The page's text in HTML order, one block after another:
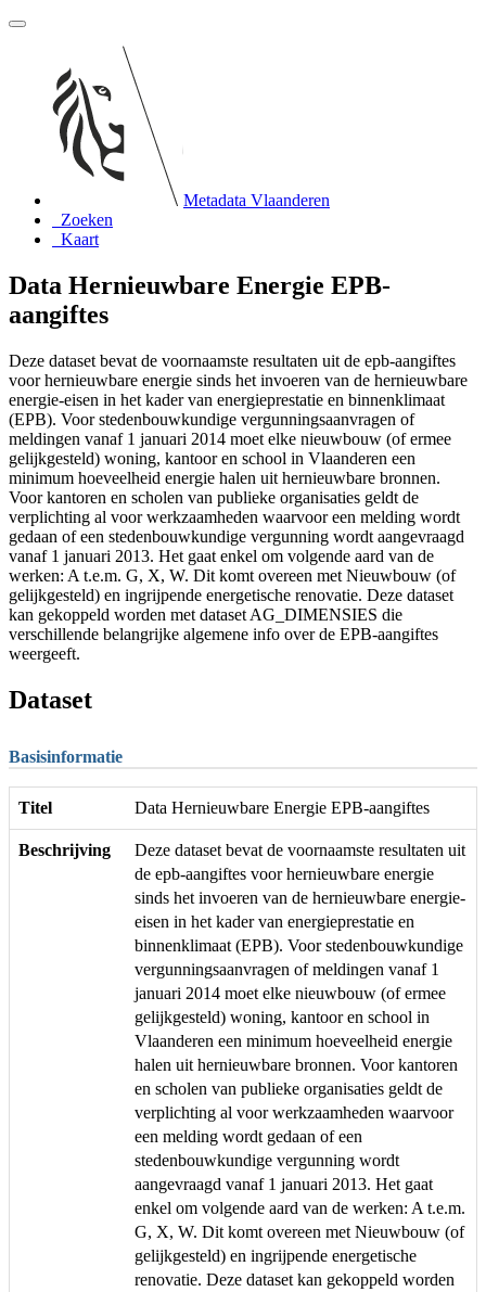
Metadata Vlaanderen
Zoeken
Kaart
Data Hernieuwbare Energie EPB-
aangiftes
Deze dataset bevat de voornaamste resultaten uit de epb-aangiftes
voor hernieuwbare energie sinds het invoeren van de hernieuwbare
energie-eisen in het kader van energieprestatie en binnenklimaat
(EPB). Voor stedenbouwkundige vergunningsaanvragen of
meldingen vanaf 1 januari 2014 moet elke nieuwbouw (of ermee
gelijkgesteld) woning, kantoor en school in Vlaanderen een
minimum hoeveelheid energie halen uit hernieuwbare bronnen.
Voor kantoren en scholen van publieke organisaties geldt de
verplichting al voor werkzaamheden waarvoor een melding wordt
gedaan of een stedenbouwkundige vergunning wordt aangevraagd
vanaf 1 januari 2013. Het gaat enkel om volgende aard van de
werken: A t.e.m. G, X, W. Dit komt overeen met Nieuwbouw (of
gelijkgesteld) en ingrijpende energetische renovatie. Deze dataset
kan gekoppeld worden met dataset AG_DIMENSIES die
verschillende belangrijke algemene info over de EPB-aangiftes
weergeeft.
Dataset
Basisinformatie
Titel Data Hernieuwbare Energie EPB-aangiftes
Beschrijving
Deze dataset bevat de voornaamste resultaten uit
de epb-aangiftes voor hernieuwbare energie
sinds het invoeren van de hernieuwbare energie-
eisen in het kader van energieprestatie en
binnenklimaat (EPB). Voor stedenbouwkundige
vergunningsaanvragen of meldingen vanaf 1
januari 2014 moet elke nieuwbouw (of ermee
gelijkgesteld) woning, kantoor en school in
Vlaanderen een minimum hoeveelheid energie
halen uit hernieuwbare bronnen. Voor kantoren
en scholen van publieke organisaties geldt de
verplichting al voor werkzaamheden waarvoor
een melding wordt gedaan of een
stedenbouwkundige vergunning wordt
aangevraagd vanaf 1 januari 2013. Het gaat
enkel om volgende aard van de werken: A t.e.m.
G, X, W. Dit komt overeen met Nieuwbouw (of
gelijkgesteld) en ingrijpende energetische
renovatie. Deze dataset kan gekoppeld worden